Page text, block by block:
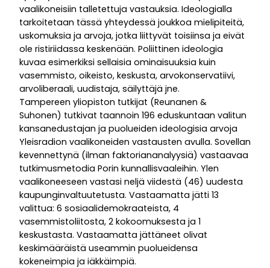
vaalikoneisiin talletettuja vastauksia. Ideologialla
tarkoitetaan tässä yhteydessä joukkoa mielipiteitä,
uskomuksia ja arvoja, jotka liittyvät toisiinsa ja eivät
ole ristiriidassa keskenään. Poliittinen ideologia
kuvaa esimerkiksi sellaisia ominaisuuksia kuin
vasemmisto, oikeisto, keskusta, arvokonservatiivi,
arvoliberaali, uudistaja, säilyttäjä jne.
Tampereen yliopiston tutkijat (Reunanen &
Suhonen) tutkivat taannoin 196 eduskuntaan valitun
kansanedustajan ja puolueiden ideologisia arvoja
Yleisradion vaalikoneiden vastausten avulla. Sovellan
kevennettynä (ilman faktoriananalyysiä) vastaavaa
tutkimusmetodia Porin kunnallisvaaleihin. Ylen
vaalikoneeseen vastasi neljä viidestä (46) uudesta
kaupunginvaltuutetusta. Vastaamatta jätti 13
valittua: 6 sosiaalidemokraateista, 4
vasemmistoliitosta, 2 kokoomuksesta ja 1
keskustasta. Vastaamatta jättäneet olivat
keskimääräistä useammin puolueidensa
kokeneimpia ja iäkkäimpiä.